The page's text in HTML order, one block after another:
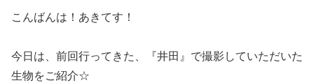
こんばんは！あきてす！
今日は、前回行ってきた、『井田』で撮影していただいた
生物をご紹介☆